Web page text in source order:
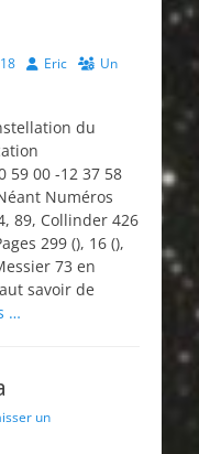
Author
Eric
Un
du
59 00 -12 37 58
Numéros
89, Collinder 426
299 (), 16 (),
73 en
savoir de
…
un